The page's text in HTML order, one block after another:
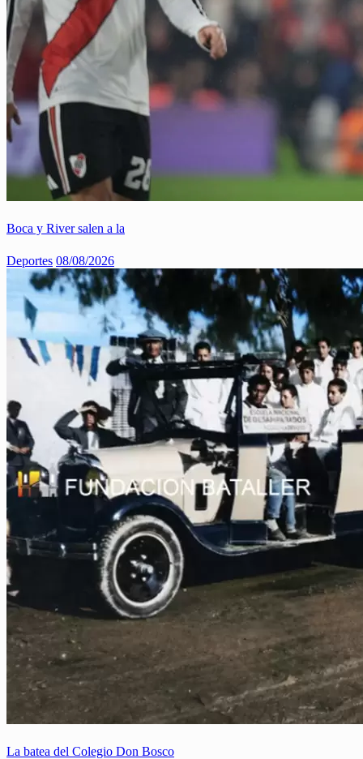
Boca y River salen a la
Deportes 08/08/2026
La batea del Colegio Don Bosco